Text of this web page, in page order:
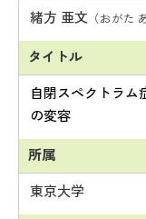
緒方 亜文 （おがた
自閉スペクトラム
の変容
東京大学